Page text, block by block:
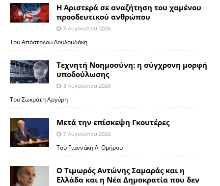
Η Αριστερά σε αναζήτηση του χαμένου
προοδευτικού ανθρώπου
8 Αυγούστου 2026
Του Απόστολου Λουλουδάκη
Τεχνητή Νοημοσύνη: η σύγχρονη μορφή
υποδούλωσης
8 Αυγούστου 2026
Του Σωκράτη Αργύρη
Μετά την επίσκεψη Γκουτέρες
7 Αυγούστου 2026
Του Γιαννάκη Λ. Ομήρου
Ο Τιμωρός Αντώνης Σαμαράς και η
Ελλάδα και η Νέα Δημοκρατία που δεν